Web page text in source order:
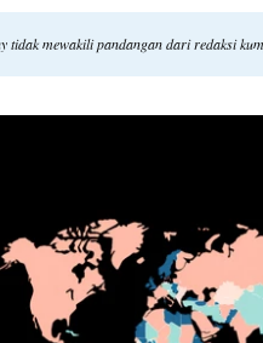
tidak mewakili pandangan dari redaksi